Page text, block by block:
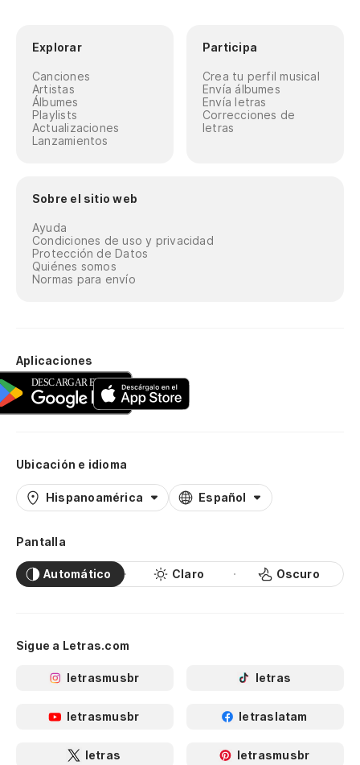
Explorar
Canciones
Artistas
Álbumes
Playlists
Actualizaciones
Lanzamientos
Participa
Crea tu perfil musical
Envía álbumes
Envía letras
Correcciones de
letras
Sobre el sitio web
Ayuda
Condiciones de uso y privacidad
Protección de Datos
Quiénes somos
Normas para envío
Aplicaciones
Ubicación e idioma
Hispanoamérica Español
Pantalla
Automático Claro Oscuro
Sigue a Letras.com
letrasmusbr letras
letrasmusbr letraslatam
letras letrasmusbr